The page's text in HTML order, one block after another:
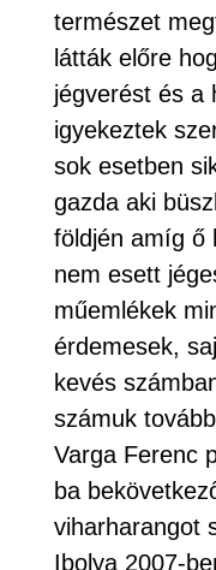
természet
látták előre
jégverést és a
igyekeztek
sok esetben
gazda aki
földjén amíg ő
nem esett
műemlékek
érdemesek,
kevés
számuk
Varga Ferenc
ba
viharharangot
Ibolya 2007-